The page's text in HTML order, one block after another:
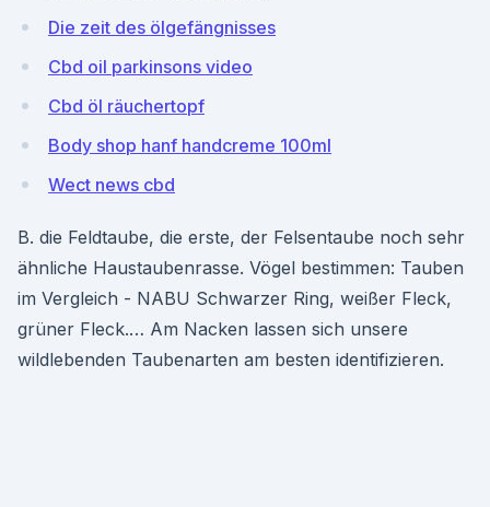
Die zeit des ölgefängnisses
Cbd oil parkinsons video
Cbd öl räuchertopf
Body shop hanf handcreme 100ml
Wect news cbd
B. die Feldtaube, die erste, der Felsentaube noch sehr
ähnliche Haustaubenrasse. Vögel bestimmen: Tauben
im Vergleich - NABU Schwarzer Ring, weißer Fleck,
grüner Fleck.… Am Nacken lassen sich unsere
wildlebenden Taubenarten am besten identifizieren.